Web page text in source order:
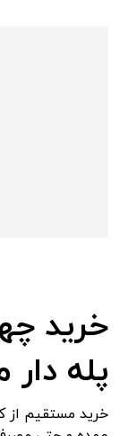
خرید
پله
خرید مستقیم از